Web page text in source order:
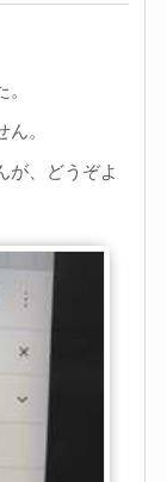
。
が、どうぞよ